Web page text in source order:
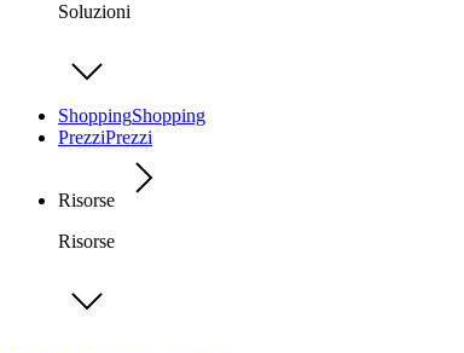
Soluzioni
ShoppingShopping
PrezziPrezzi
Risorse
Risorse